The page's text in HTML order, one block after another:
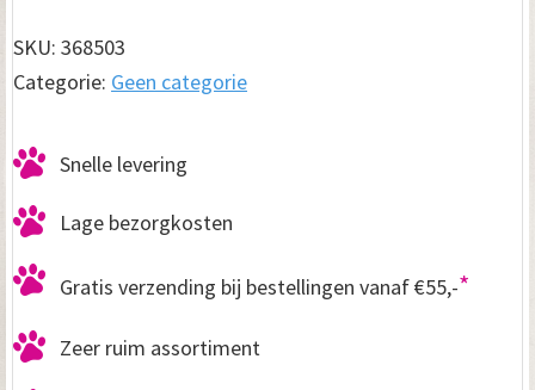
Grijs
aantal
SKU: 368503
Categorie: Geen categorie
Snelle levering
Lage bezorgkosten
Gratis verzending bij bestellingen vanaf €55,-*
Zeer ruim assortiment